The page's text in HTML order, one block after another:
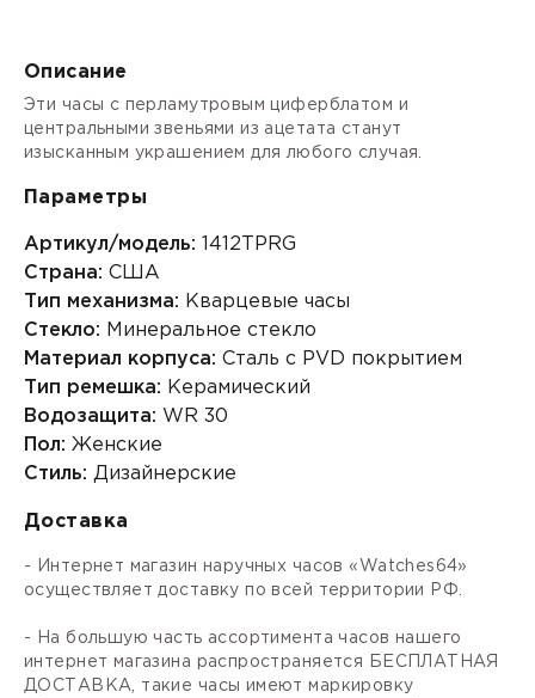
Описание
Эти часы с перламутровым циферблатом и
центральными звеньями из ацетата станут
изысканным украшением для любого случая.
Параметры
Артикул/модель: 1412TPRG
Страна: США
Тип механизма: Кварцевые часы
Стекло: Минеральное стекло
Материал корпуса: Сталь с PVD покрытием
Тип ремешка: Керамический
Водозащита: WR 30
Пол: Женские
Стиль: Дизайнерские
Доставка
- Интернет магазин наручных часов «Watches64»
осуществляет доставку по всей территории РФ.
- На большую часть ассортимента часов нашего
интернет магазина распространяется БЕСПЛАТНАЯ
ДОСТАВКА, такие часы имеют маркировку